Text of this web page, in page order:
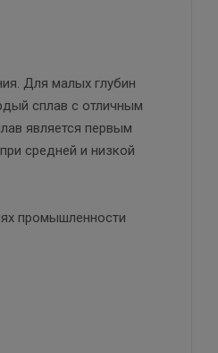
Для малых глубин
сплав с отличным
является первым
средней и низкой
промышленности